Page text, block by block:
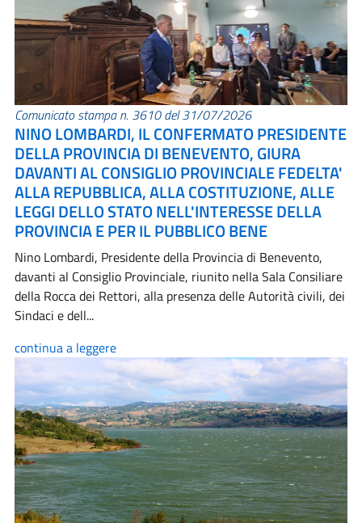
Comunicato stampa n. 3610 del 31/07/2026
NINO LOMBARDI, IL CONFERMATO PRESIDENTE
DELLA PROVINCIA DI BENEVENTO, GIURA
DAVANTI AL CONSIGLIO PROVINCIALE FEDELTA'
ALLA REPUBBLICA, ALLA COSTITUZIONE, ALLE
LEGGI DELLO STATO NELL'INTERESSE DELLA
PROVINCIA E PER IL PUBBLICO BENE
Nino Lombardi, Presidente della Provincia di Benevento,
davanti al Consiglio Provinciale, riunito nella Sala Consiliare
della Rocca dei Rettori, alla presenza delle Autorità civili, dei
Sindaci e dell...
continua a leggere